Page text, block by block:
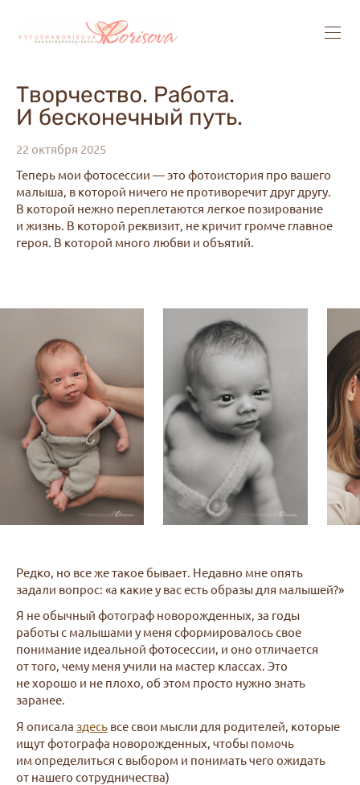
Творчество. Работа.
И бесконечный путь.
22 октября 2025
Теперь мои фотосессии — это фотоистория про вашего
малыша, в которой ничего не противоречит друг другу.
В которой нежно переплетаются легкое позирование
и жизнь. В которой реквизит, не кричит громче главное
героя. В которой много любви и объятий.
Редко, но все же такое бывает. Недавно мне опять
задали вопрос: «а какие у вас есть образы для малышей?»
Я не обычный фотограф новорожденных, за годы
работы с малышами у меня сформировалось свое
понимание идеальной фотосессии, и оно отличается
от того, чему меня учили на мастер классах. Это
не хорошо и не плохо, об этом просто нужно знать
заранее.
Я описала здесь все свои мысли для родителей, которые
ищут фотографа новорожденных, чтобы помочь
им определиться с выбором и понимать чего ожидать
от нашего сотрудничества)